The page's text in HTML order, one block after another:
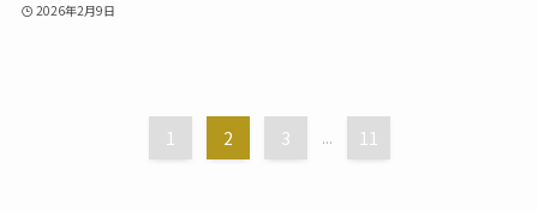
2026年2月9日
1 2 3 ... 11